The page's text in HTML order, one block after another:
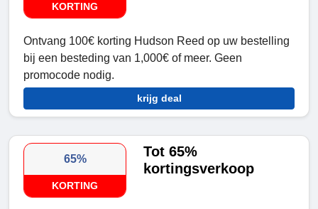
KORTING
Ontvang 100€ korting Hudson Reed op uw bestelling
bij een besteding van 1,000€ of meer. Geen
promocode nodig.
krijg deal
65%
KORTING
Tot 65%
kortingsverkoop